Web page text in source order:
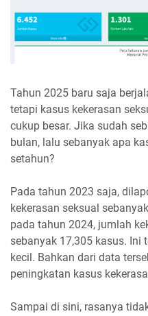
Tahun 2025 baru saja
tetapi kasus kekerasan
cukup besar. Jika sudah
bulan, lalu sebanyak apa
setahun?
Pada tahun 2023 saja,
kekerasan seksual
pada tahun 2024, jumlah
sebanyak 17,305 kasus. Ini
kecil. Bahkan dari data
peningkatan kasus
Sampai di sini, rasanya